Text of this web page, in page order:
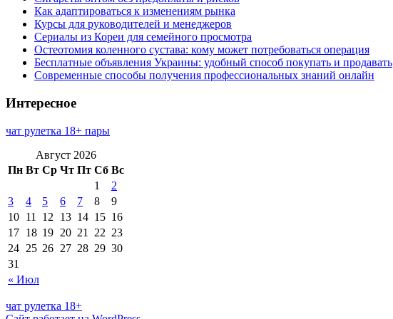
Как адаптироваться к изменениям рынка
Курсы для руководителей и менеджеров
Сериалы из Кореи для семейного просмотра
Остеотомия коленного сустава: кому может потребоваться операция
Бесплатные объявления Украины: удобный способ покупать и продавать
Современные способы получения профессиональных знаний онлайн
Интересное
чат рулетка 18+ пары
Август 2026
Пн Вт Ср Чт Пт Сб Вс
« Июл
1
2
3
4 5 6 7 8
9
10 11 12 13 14 15 16
17 18 19 20 21 22 23
24 25 26 27 28 29 30
31
чат рулетка 18+